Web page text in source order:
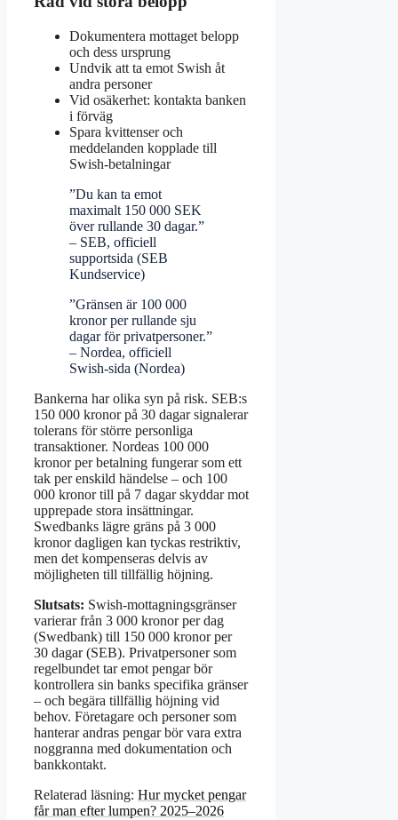
Dokumentera mottaget belopp
och dess ursprung
Undvik att ta emot Swish åt
andra personer
Vid osäkerhet: kontakta banken
i förväg
Spara kvittenser och
meddelanden kopplade till
Swish-betalningar
”Du kan ta emot
maximalt 150 000 SEK
över rullande 30 dagar.”
– SEB, officiell
supportsida (SEB
Kundservice)
”Gränsen är 100 000
kronor per rullande sju
dagar för privatpersoner.”
– Nordea, officiell
Swish-sida (Nordea)
Bankerna har olika syn på risk. SEB:s
150 000 kronor på 30 dagar signalerar
tolerans för större personliga
transaktioner. Nordeas 100 000
kronor per betalning fungerar som ett
tak per enskild händelse – och 100
000 kronor till på 7 dagar skyddar mot
upprepade stora insättningar.
Swedbanks lägre gräns på 3 000
kronor dagligen kan tyckas restriktiv,
men det kompenseras delvis av
möjligheten till tillfällig höjning.
Slutsats: Swish-mottagningsgränser
varierar från 3 000 kronor per dag
(Swedbank) till 150 000 kronor per
30 dagar (SEB). Privatpersoner som
regelbundet tar emot pengar bör
kontrollera sin banks specifika gränser
– och begära tillfällig höjning vid
behov. Företagare och personer som
hanterar andras pengar bör vara extra
noggranna med dokumentation och
bankkontakt.
Relaterad läsning: Hur mycket pengar
får man efter lumpen? 2025–2026